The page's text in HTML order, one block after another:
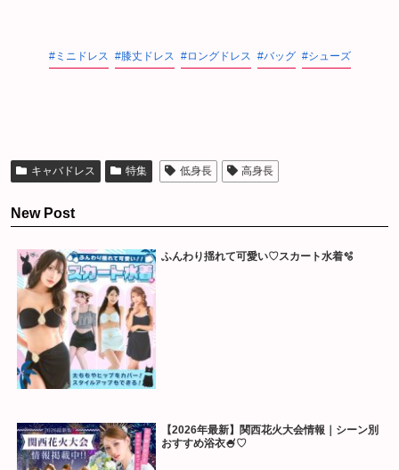
ミニドレス 膝丈ドレス ロングドレス バッグ シューズ
キャバドレス 特集 低身長 高身長
New Post
ふんわり揺れて可愛い♡スカート水着🫧
【2026年最新】関西花火大会情報｜シーン別
おすすめ浴衣🍧♡